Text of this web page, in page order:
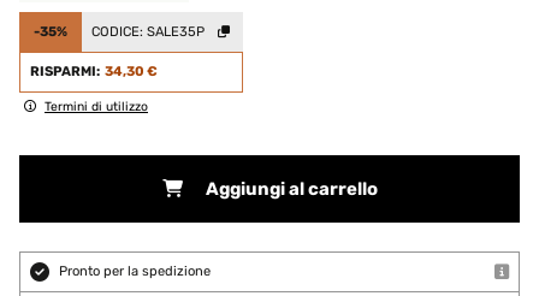
-35% CODICE: SALE35P
RISPARMI: 34,30 €
Termini di utilizzo
Aggiungi al carrello
Pronto per la spedizione